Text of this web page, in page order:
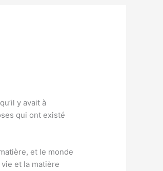
y avait à
qui ont existé
et le monde
et la matière